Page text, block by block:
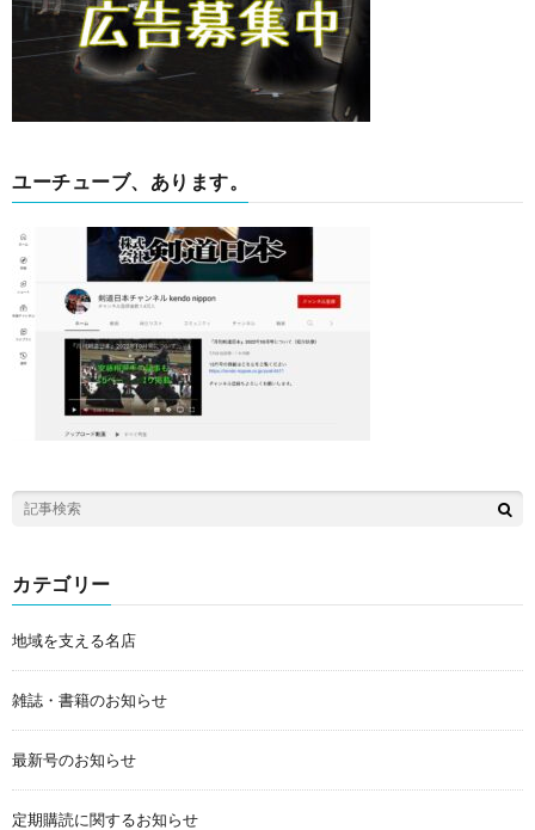
ユーチューブ、あります。
カテゴリー
地域を支える名店
雑誌・書籍のお知らせ
最新号のお知らせ
定期購読に関するお知らせ